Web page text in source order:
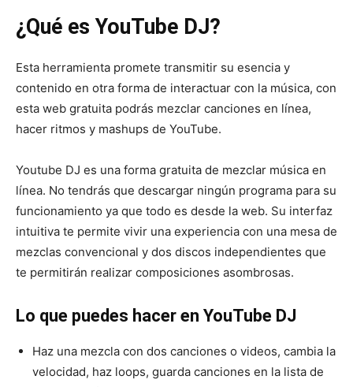
¿Qué es YouTube DJ?
Esta herramienta promete transmitir su esencia y
contenido en otra forma de interactuar con la música, con
esta web gratuita podrás mezclar canciones en línea,
hacer ritmos y mashups de YouTube.
Youtube DJ es una forma gratuita de mezclar música en
línea. No tendrás que descargar ningún programa para su
funcionamiento ya que todo es desde la web. Su interfaz
intuitiva te permite vivir una experiencia con una mesa de
mezclas convencional y dos discos independientes que
te permitirán realizar composiciones asombrosas.
Lo que puedes hacer en YouTube DJ
Haz una mezcla con dos canciones o videos, cambia la
velocidad, haz loops, guarda canciones en la lista de